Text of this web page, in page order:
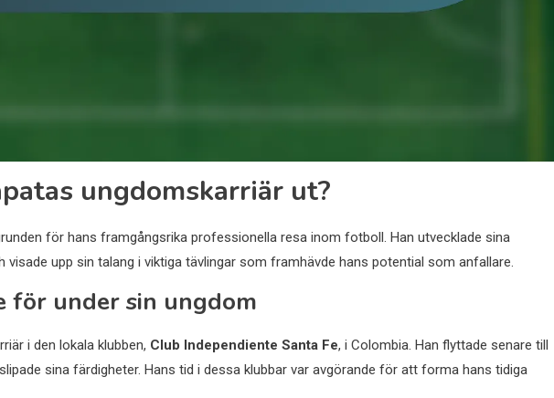
ungdomskarriär ut?
för hans framgångsrika professionella resa inom fotboll. Han utvecklade sina
upp sin talang i viktiga tävlingar som framhävde hans potential som anfallare.
för under sin ungdom
i den lokala klubben, Club Independiente Santa Fe, i Colombia. Han flyttade senare till
sina färdigheter. Hans tid i dessa klubbar var avgörande för att forma hans tidiga